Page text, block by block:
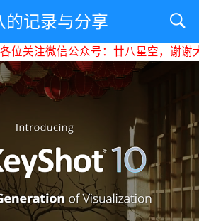
的记录与分享
关注微信公众号：廿八星空，谢谢大